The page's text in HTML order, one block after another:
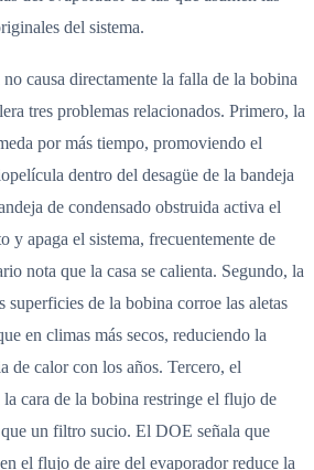
del sistema.
causa directamente la falla de la bobina
tres problemas relacionados. Primero, la
por más tiempo, promoviendo el
dentro del desagüe de la bandeja
de condensado obstruida activa el
y apaga el sistema, frecuentemente de
nota que la casa se calienta. Segundo, la
superficies de la bobina corroe las aletas
en climas más secos, reduciendo la
de calor con los años. Tercero, el
cara de la bobina restringe el flujo de
un filtro sucio. El DOE señala que
el flujo de aire del evaporador reduce la